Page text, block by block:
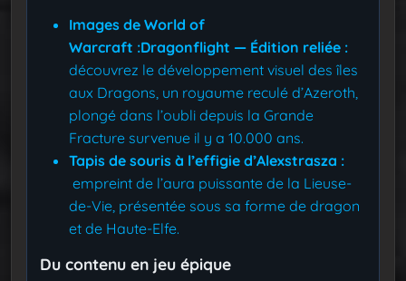
Images de World of
Warcraft :Dragonflight — Édition reliée :
découvrez le développement visuel des îles
aux Dragons, un royaume reculé d’Azeroth,
plongé dans l’oubli depuis la Grande
Fracture survenue il y a 10.000 ans.
Tapis de souris à l’effigie d’Alexstrasza :
empreint de l’aura puissante de la Lieuse-
de-Vie, présentée sous sa forme de dragon
et de Haute-Elfe.
Du contenu en jeu épique